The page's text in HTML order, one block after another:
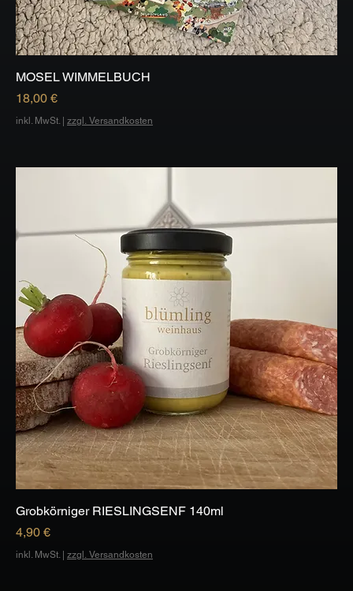
MOSEL WIMMELBUCH
Preis
18,00 €
inkl. MwSt.| zzgl. Versandkosten
Grobkörniger RIESLINGSENF 140ml
Preis
4,90 €
inkl. MwSt.| zzgl. Versandkosten